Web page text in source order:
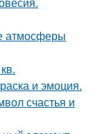
атмосферы
и эмоция.
счастья и